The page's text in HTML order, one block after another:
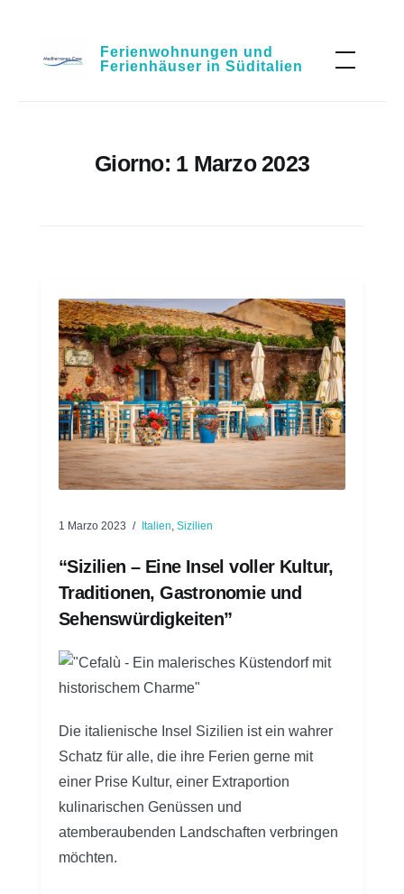
Ferienwohnungen und
Ferienhäuser in Süditalien
Giorno: 1 Marzo 2023
1 Marzo 2023 Italien, Sizilien
“Sizilien – Eine Insel voller Kultur,
Traditionen, Gastronomie und
Sehenswürdigkeiten”
Die italienische Insel Sizilien ist ein wahrer
Schatz für alle, die ihre Ferien gerne mit
einer Prise Kultur, einer Extraportion
kulinarischen Genüssen und
atemberaubenden Landschaften verbringen
möchten.